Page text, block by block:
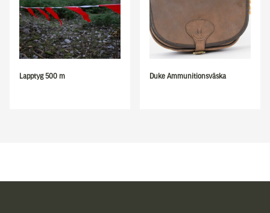
Lapptyg 500 m Duke Ammunitionsväska